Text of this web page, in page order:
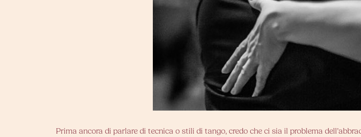
Prima ancora di parlare di tecnica o stili di tango, credo che ci sia il problema